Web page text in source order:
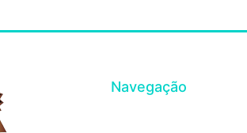
Navegação